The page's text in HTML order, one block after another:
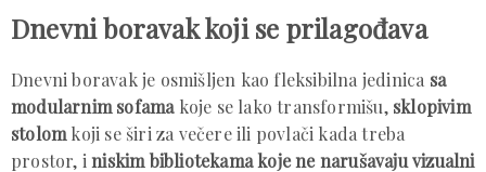
Dnevni boravak koji se prilagođava
Dnevni boravak je osmišljen kao fleksibilna jedinica sa
modularnim sofamakoje se lako transformišu,sklopivim
stolom koji se širi za večere ili povlači kada treba
prostor, iniskim bibliotekama koje ne narušavaju vizualni